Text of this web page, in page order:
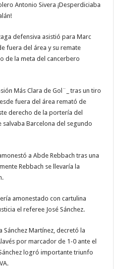
Antonio Sivera ¡Desperdiciaba
defensiva asistió para Marc
fuera del área y su remate
de la meta del cancerbero
Más Clara de Gol¨_ tras un tiro
fuera del área remató de
derecho de la portería del
salvaba Barcelona del segundo
a Abde Rebbach tras una
Rebbach se llevaría la
amonestado con cartulina
el referee José Sánchez.
Sánchez Martínez, decretó la
por marcador de 1-0 ante el
logró importante triunfo